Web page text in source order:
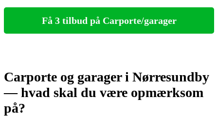
Få 3 tilbud på Carporte/garager
Carporte og garager i Nørresundby
— hvad skal du være opmærksom
på?